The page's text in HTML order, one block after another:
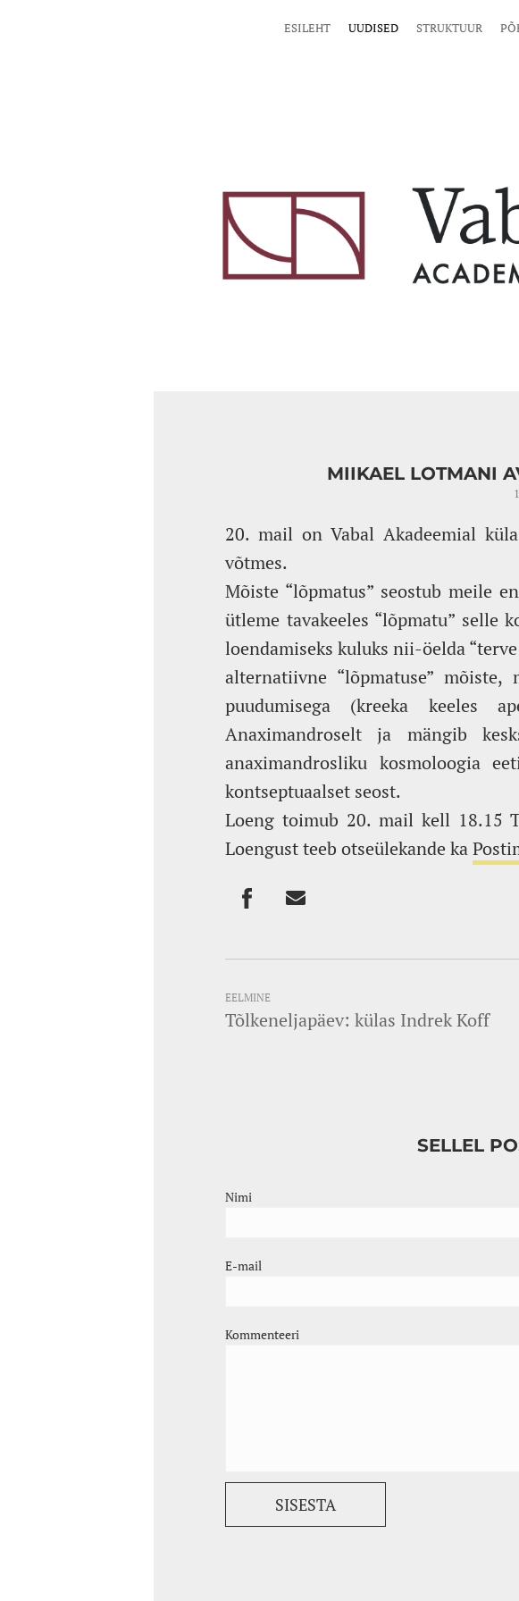
ESILEHT UUDISED STRUKTUUR
MIIKAEL LOTMANI
20. mail on Vabal Akadeemial
võtmes.
Mõiste “lõpmatus” seostub meile
ütleme tavakeeles “lõpmatu”
loendamiseks kuluks nii-öelda
alternatiivne “lõpmatuse”
puudumisega (kreeka keeles
Anaximandroselt ja mängib
anaximandrosliku kosmoloogia
kontseptuaalset seost.
Loeng toimub 20. mail kell 18.15
Loengust teeb otseülekande ka
EELMINE
Tõlkeneljapäev: külas Indrek Koff
SELLEL
Nimi
E-mail
Kommenteeri